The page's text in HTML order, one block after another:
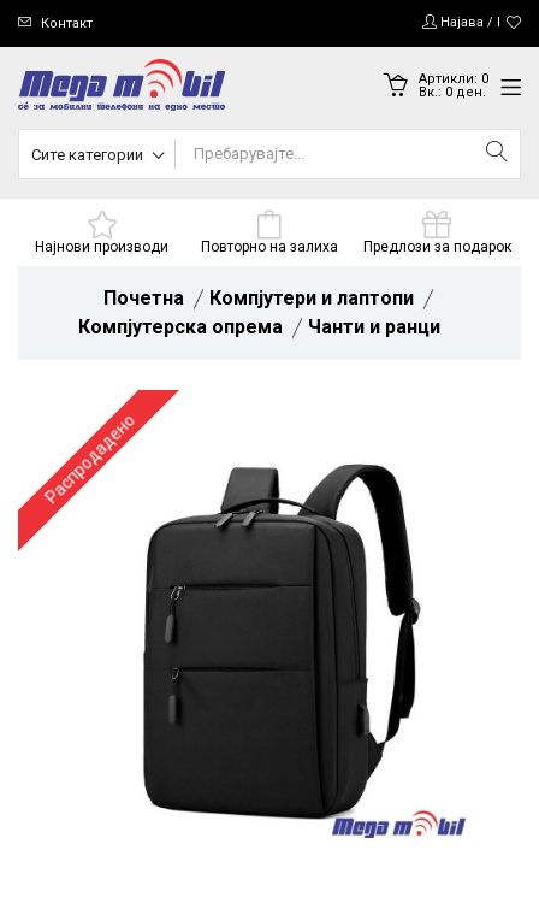
Контакт Најава /
Артикли: 0
Вк.: 0ден.
Сите категории
Најнови производи Повторно на залиха Предлози за подарок
Почетна
Компјутери и лаптопи
Компјутерска опрема
Чанти и ранци
Распродадено